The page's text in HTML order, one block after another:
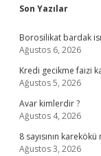
Sidebar
Son Yazılar
Borosilikat bardak
Ağustos 6, 2026
Kredi gecikme faizi
Ağustos 5, 2026
Avar kimlerdir ?
Ağustos 4, 2026
8 sayısının
Ağustos 3, 2026